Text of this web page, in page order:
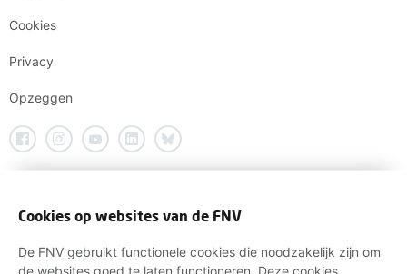
Cookies
Privacy
Opzeggen
Cookies op websites van de FNV
De FNV gebruikt functionele cookies die noodzakelijk zijn om
de websites goed te laten functioneren. Deze cookies